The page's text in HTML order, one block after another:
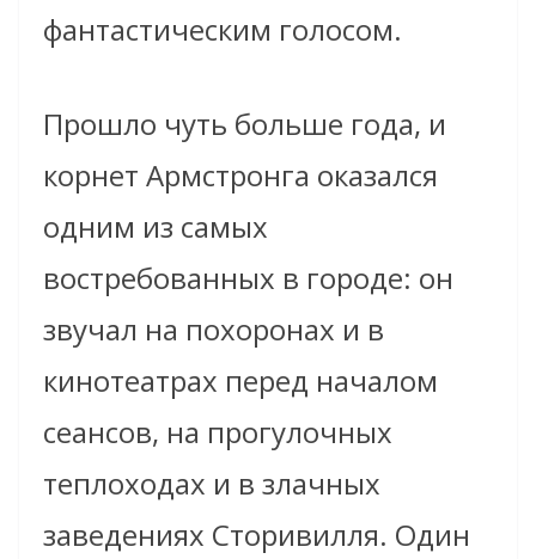
фантастическим голосом.
Прошло чуть больше года, и
корнет Армстронга оказался
одним из самых
востребованных в городе: он
звучал на похоронах и в
кинотеатрах перед началом
сеансов, на прогулочных
теплоходах и в злачных
заведениях Сторивилля. Один